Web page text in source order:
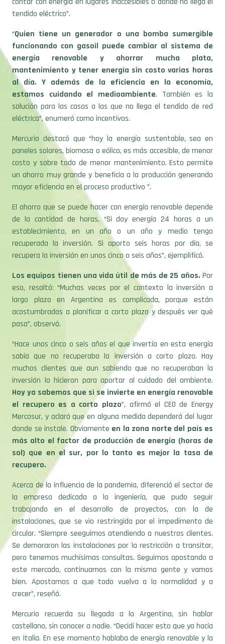
tendido eléctrico”.
“Quien tiene un generador o una bomba sumergible
funcionando con gasoil puede cambiar al sistema de
energía renovable y ahorrar mucha plata,
mantenimiento y tener energía sin costo varias horas
al día. Y además de la eficiencia en la economía,
estamos cuidando el medioambiente. También es la
solución para las casas a las que no llega el tendido de red
eléctrica”, enumeró como incentivos.
Mercurio destacó que “hoy la energía sustentable, sea en
paneles solares, biomasa o eólico, es más accesible, de menor
costo y sobre todo de menor mantenimiento. Esto permite
un ahorro muy grande y beneficia a la producción generando
mayor eficiencia en el proceso productivo ”.
El ahorro que se puede hacer con energía renovable depende
de la cantidad de horas. “Si doy energía 24 horas a un
establecimiento, en un año o un año y medio tengo
recuperada la inversión. Si aporto seis horas por día, se
recupera la inversión en unos cinco o seis años”, ejemplificó.
Los equipos tienen una vida útil de más de 25 años. Por
eso, resaltó: “Muchas veces por el contexto la inversión a
largo plazo en Argentina es complicada, porque están
acostumbrados a planificar a corto plazo y después ver qué
pasa”, observó.
“Hace unos cinco o seis años el que invertía en esta energía
sabía que no recuperaba la inversión a corto plazo. Hay
muchos clientes que aun sabiendo que no recuperaban la
inversión lo hicieron para aportar al cuidado del ambiente.
Hoy ya sabemos que si se invierte en energía renovable
el recupero es a corto plazo”, afirmó el CEO de Energy
Mercosur, y aclaró que en alguna medida dependerá del lugar
donde se instale. Obviamente en la zona norte del país es
más alto el factor de producción de energía (horas de
sol) que en el sur, por lo tanto es mejor la tasa de
recupero.
Acerca de la influencia de la pandemia, diferenció el sector de
la empresa dedicada a la ingeniería, que pudo seguir
trabajando en el desarrollo de proyectos, con la de
instalaciones, que se vio restringida por el impedimento de
circular. “Siempre seeguimos atendiendo a nuestros clientes.
Se demoraron las instalaciones por la restricción a transitar,
pero tenemos muchísimas consultas. Seguimos apostando a
este mercado, continuamos con la misma gente y vamos
bien. Apostamos a que todo vuelva a la normalidad y a
crecer”, reseñó.
Mercurio recuerda su llegada a la Argentina, sin hablar
castellano, sin conocer a nadie. “Decidí hacer esto que ya hacía
en Italia. En ese momento hablaba de energía renovable y la